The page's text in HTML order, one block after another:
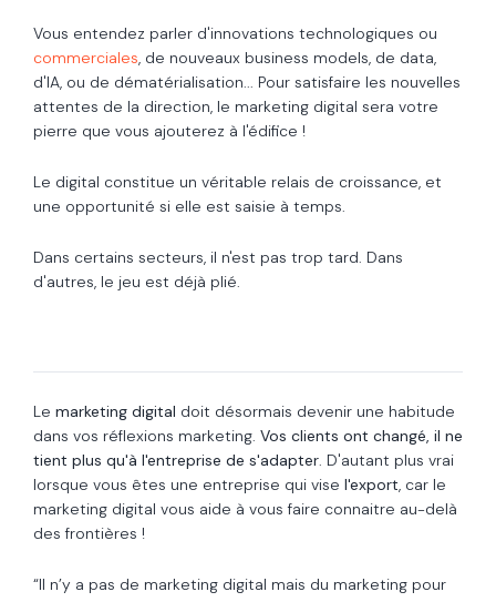
Vous entendez parler d'innovations technologiques ou
commerciales, de nouveaux business models, de data,
d'IA, ou de dématérialisation... Pour satisfaire les nouvelles
attentes de la direction, le marketing digital sera votre
pierre que vous ajouterez à l'édifice !
Le digital constitue un véritable relais de croissance, et
une opportunité si elle est saisie à temps.
Dans certains secteurs, il n'est pas trop tard. Dans
d'autres, le jeu est déjà plié.
Le marketing digital doit désormais devenir une habitude
dans vos réflexions marketing. Vos clients ont changé, il ne
tient plus qu'à l'entreprise de s'adapter. D'autant plus vrai
lorsque vous êtes une entreprise qui vise l'export, car le
marketing digital vous aide à vous faire connaitre au-delà
des frontières !
“Il n’y a pas de marketing digital mais du marketing pour